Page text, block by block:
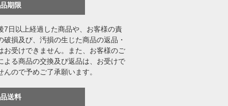
期限
7日以上経過した商品や、お客様の責
破損及び、汚損の生じた商品の返品・
お受けできません。また、お客様のご
よる商品の交換及び返品は、お受けで
んので予めご了承願います。
送料